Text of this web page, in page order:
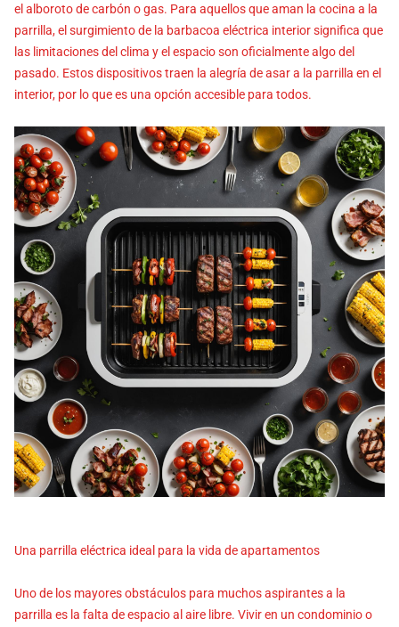
el alboroto de carbón o gas. Para aquellos que aman la cocina a la
parrilla, el surgimiento de la barbacoa eléctrica interior significa que
las limitaciones del clima y el espacio son oficialmente algo del
pasado. Estos dispositivos traen la alegría de asar a la parrilla en el
interior, por lo que es una opción accesible para todos.
Una parrilla eléctrica ideal para la vida de apartamentos
Uno de los mayores obstáculos para muchos aspirantes a la
parrilla es la falta de espacio al aire libre. Vivir en un condominio o